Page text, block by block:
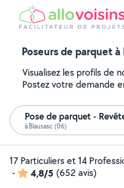
Poseurs de parquet
Visualisez les profils de
Postez votre demande
Pose de parquet -
à Blausasc (06)
17 Particuliers et 14
-
4,8/5 (652 avis)